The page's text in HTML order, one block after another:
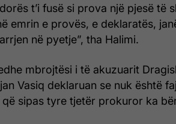
t’i fusë si prova një pjesë të
emrin e provës, e deklaratës,
në pyetje”, tha Halimi.
mbrojtësi i të akuzuarit
Vasiq deklaruan se nuk është
sipas tyre tjetër prokuror ka